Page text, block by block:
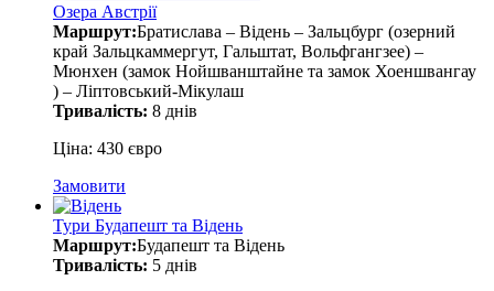
Озера Австрії
Маршрут:Братислава – Відень – Зальцбург (озерний
край Зальцкаммергут, Гальштат, Вольфгангзее) –
Мюнхен (замок Нойшванштайне та замок Хоеншвангау
) – Ліптовський-Мікулаш
Тривалість: 8 днів
Ціна: 430 євро
Замовити
Тури Будапешт та Відень
Маршрут:Будапешт та Відень
Тривалість: 5 днів